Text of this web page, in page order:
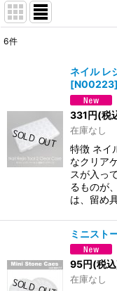
6件
ネイル レ
[N00223]
331円(税
在庫なし
特徴 ネイ
なクリア
スが入っ
るものが
は、留め
ミニス
95円(税
在庫なし